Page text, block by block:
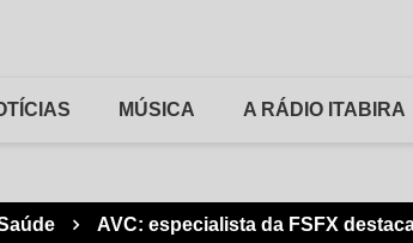
MÚSICA A RÁDIO ITABIRA
AVC: especialista da FSFX